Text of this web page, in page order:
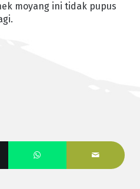
moyang ini tidak pupus